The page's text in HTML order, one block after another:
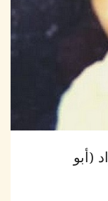
(أبو